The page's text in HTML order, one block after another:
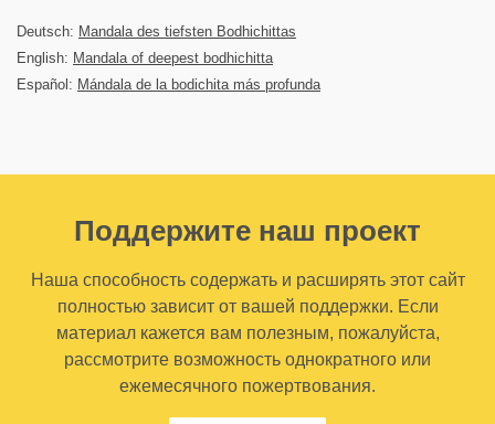
Deutsch: Mandala des tiefsten Bodhichittas
English: Mandala of deepest bodhichitta
Español: Mándala de la bodichita más profunda
Поддержите наш проект
Наша способность содержать и расширять этот сайт
полностью зависит от вашей поддержки. Если
материал кажется вам полезным, пожалуйста,
рассмотрите возможность однократного или
ежемесячного пожертвования.